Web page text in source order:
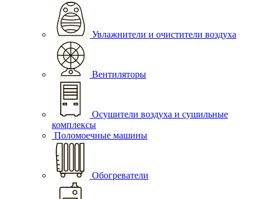
Увлажнители и очистители воздуха
Вентиляторы
Осушители воздуха и сушильные
комплексы
Поломоечные машины
Обогреватели